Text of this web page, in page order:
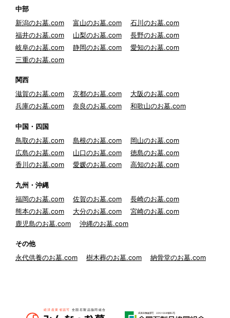
中部
新潟のお墓.com
富山のお墓.com
石川のお墓.com
福井のお墓.com
山梨のお墓.com
長野のお墓.com
岐阜のお墓.com
静岡のお墓.com
愛知のお墓.com
三重のお墓.com
関西
滋賀のお墓.com
京都のお墓.com
大阪のお墓.com
兵庫のお墓.com
奈良のお墓.com 和歌山のお墓.com
中国・四国
鳥取のお墓.com
島根のお墓.com
岡山のお墓.com
広島のお墓.com
山口のお墓.com
徳島のお墓.com
香川のお墓.com
愛媛のお墓.com 高知のお墓.com
九州・沖縄
福岡のお墓.com
佐賀のお墓.com
長崎のお墓.com
熊本のお墓.com
大分のお墓.com
宮崎のお墓.com
鹿児島のお墓.com
沖縄のお墓.com
その他
永代供養のお墓.com
樹木葬のお墓.com 納骨堂のお墓.com